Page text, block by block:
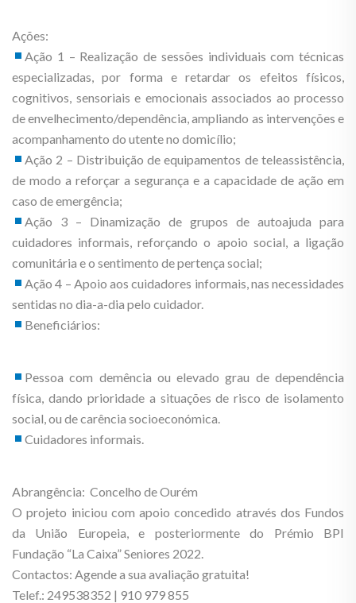
Ações:
Ação 1 – Realização de sessões individuais com técnicas
especializadas, por forma e retardar os efeitos físicos,
cognitivos, sensoriais e emocionais associados ao processo
de envelhecimento/dependência, ampliando as intervenções e
acompanhamento do utente no domicílio;
Ação 2 – Distribuição de equipamentos de teleassistência,
de modo a reforçar a segurança e a capacidade de ação em
caso de emergência;
Ação 3 – Dinamização de grupos de autoajuda para
cuidadores informais, reforçando o apoio social, a ligação
comunitária e o sentimento de pertença social;
Ação 4 – Apoio aos cuidadores informais, nas necessidades
sentidas no dia-a-dia pelo cuidador.
Beneficiários:
Pessoa com demência ou elevado grau de dependência
física, dando prioridade a situações de risco de isolamento
social, ou de carência socioeconómica.
Cuidadores informais.
Abrangência: Concelho de Ourém
O projeto iniciou com apoio concedido através dos Fundos
da União Europeia, e posteriormente do Prémio BPI
Fundação “La Caixa” Seniores 2022.
Contactos: Agende a sua avaliação gratuita!
Telef.: 249538352 | 910 979 855